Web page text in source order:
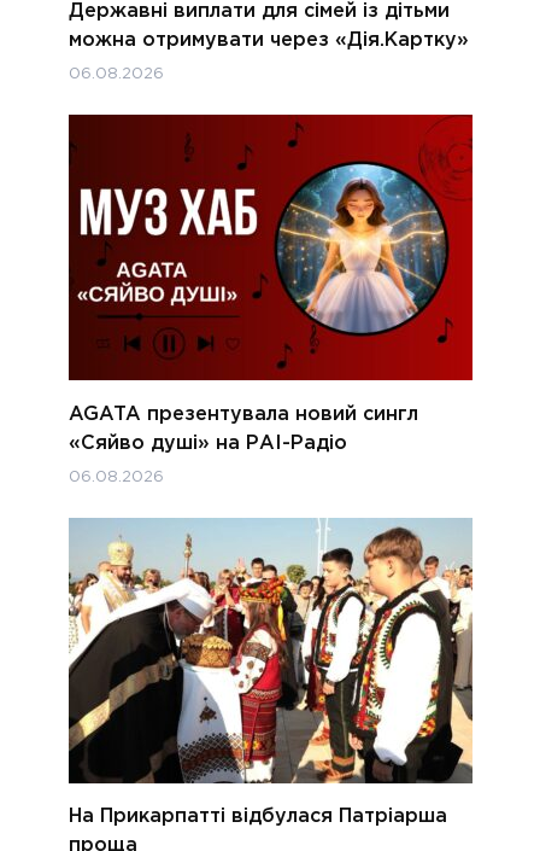
Державні виплати для сімей із дітьми
можна отримувати через «Дія.Картку»
06.08.2026
AGATA презентувала новий сингл
«Сяйво душі» на РАІ-Радіо
06.08.2026
На Прикарпатті відбулася Патріарша
проща